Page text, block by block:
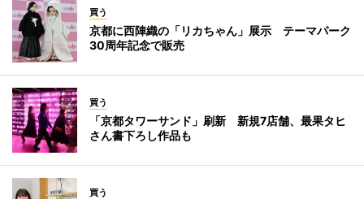
買う
京都に西陣織の「リカちゃん」展示 テーマパーク
30周年記念で販売
買う
「京都タワーサンド」刷新 新規7店舗、最果タヒ
さん書下ろし作品も
買う